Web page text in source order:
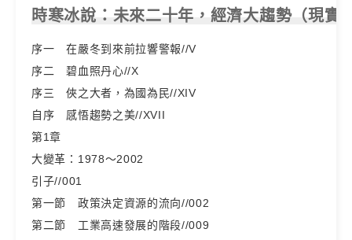
時寒冰說：未來二十年，經濟大趨勢（現實
序一 在嚴冬到來前拉響警報//V
序二 碧血照丹心//X
序三 俠之大者，為國為民//XIV
自序 感悟趨勢之美//XVII
第1章
大變革：1978～2002
引子//001
第一節 政策決定資源的流向//002
第二節 工業高速發展的階段//009